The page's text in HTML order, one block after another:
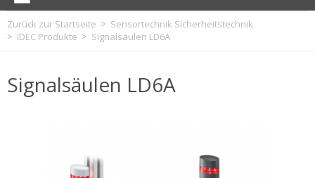
Zurück zur Startseite
Sensortechnik Sicherheitstechnik
IDEC Produkte
Signalsäulen LD6A
Signalsäulen LD6A